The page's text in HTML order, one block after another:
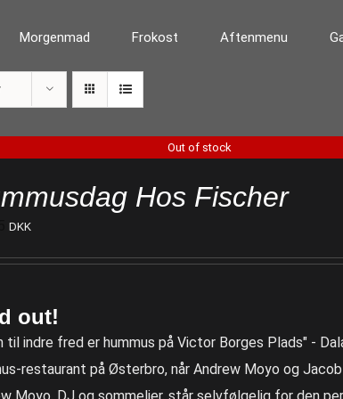
Morgenmad Frokost Aftenmenu
Out of stock
Hos Fischer
DKK
out!
til indre fred er hummus på Victor Borges Plads" -
restaurant på Østerbro, når Andrew Moyo og